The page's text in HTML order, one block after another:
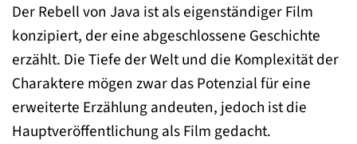
Der Rebell von Java ist als eigenständiger Film
konzipiert, der eine abgeschlossene Geschichte
erzählt. Die Tiefe der Welt und die Komplexität der
Charaktere mögen zwar das Potenzial für eine
erweiterte Erzählung andeuten, jedoch ist die
Hauptveröffentlichung als Film gedacht.